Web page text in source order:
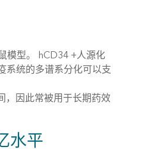
模型。 hCD34 +人源化
系统的多谱系分化可以支
，因此常被用于长期药效
水平